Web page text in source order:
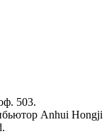
503.
Anhui Hongji